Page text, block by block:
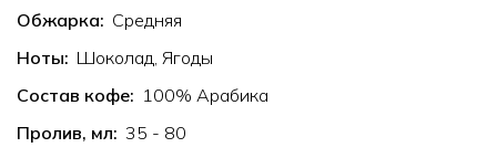
Обжарка: Средняя
Ноты: Шоколад, Ягоды
Состав кофе: 100% Арабика
Пролив, мл: 35 - 80